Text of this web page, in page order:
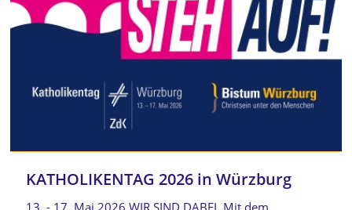
KATHOLIKENTAG 2026 in Würzburg